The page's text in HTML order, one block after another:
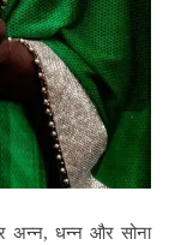
अन्न, धन्न और सोना